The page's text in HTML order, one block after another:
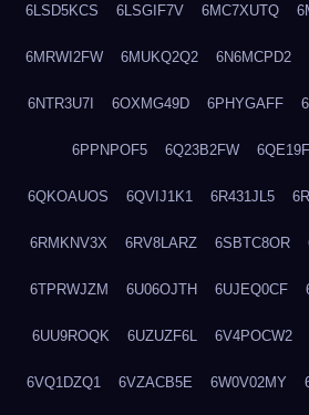
6LSD5KCS 6LSGIF7V 6MC7XUTQ
6MRWI2FW 6MUKQ2Q2 6N6MCPD2
6NTR3U7I 6OXMG49D 6PHYGAFF
6PPNPOF5 6Q23B2FW
6QKOAUOS 6QVIJ1K1 6R431JL5
6RMKNV3X 6RV8LARZ 6SBTC8OR
6TPRWJZM 6U06OJTH 6UJEQ0CF
6UU9ROQK 6UZUZF6L 6V4POCW2
6VQ1DZQ1 6VZACB5E 6W0V02MY